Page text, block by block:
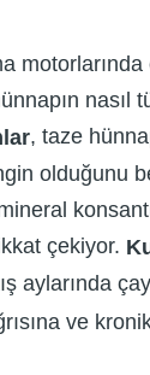
motorlarında
nasıl
, taze
olduğunu
çekiyor.
aylarında
ve